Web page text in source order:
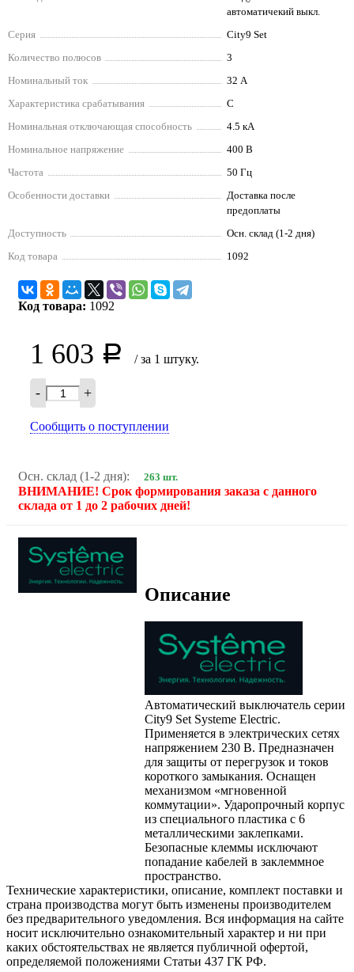
автоматичекий выкл.
Серия
City9 Set
Количество полюсов
3
Номинальный ток
32 А
Характеристика срабатывания
C
Номинальная отключающая способность
4.5 кА
Номинальное напряжение
400 В
Частота
50 Гц
Особенности доставки
Доставка после
предоплаты
Доступность
Осн. склад (1-2 дня)
Код товара
1092
Код товара: 1092
1 603 Р / за 1 штуку.
- +
Сообщить о поступлении
Осн. склад (1-2 дня): 263 шт.
ВНИМАНИЕ! Срок формирования заказа с данного
склада от 1 до 2 рабочих дней!
Описание
Автоматический выключатель серии
City9 Set Systeme Electric.
Применяется в электрических сетях
напряжением 230 В. Предназначен
для защиты от перегрузок и токов
короткого замыкания. Оснащен
механизмом «мгновенной
коммутации». Ударопрочный корпус
из специального пластика с 6
металлическими заклепками.
Безопасные клеммы исключают
попадание кабелей в заклеммное
пространство.
Технические характеристики, описание, комплект поставки и
страна производства могут быть изменены производителем
без предварительного уведомления. Вся информация на сайте
носит исключительно ознакомительный характер и ни при
каких обстоятельствах не является публичной офертой,
определяемой положениями Статьи 437 ГК РФ.